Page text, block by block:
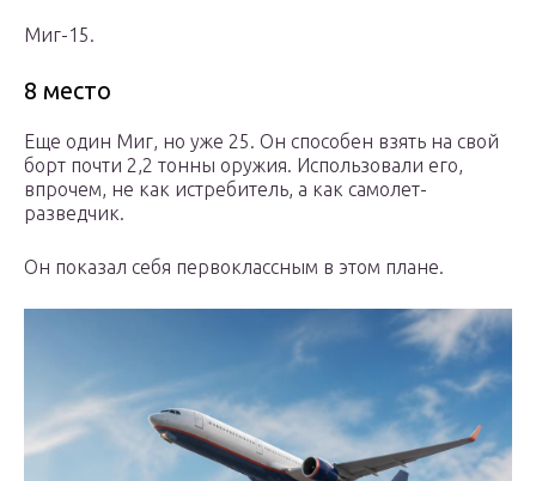
Миг-15.
8 место
Еще один Миг, но уже 25. Он способен взять на свой
борт почти 2,2 тонны оружия. Использовали его,
впрочем, не как истребитель, а как самолет-
разведчик.
Он показал себя первоклассным в этом плане.